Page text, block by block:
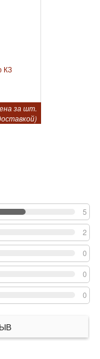
КЗ
за шт.
5
2
0
0
0